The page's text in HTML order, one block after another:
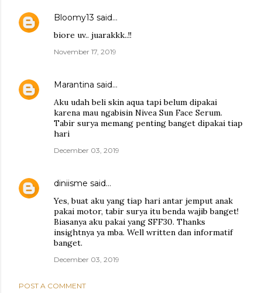
Bloomy13 said…
biore uv.. juarakkk..!!
November 17, 2019
Marantina said…
Aku udah beli skin aqua tapi belum dipakai
karena mau ngabisin Nivea Sun Face Serum.
Tabir surya memang penting banget dipakai tiap
hari
December 03, 2019
diniisme said…
Yes, buat aku yang tiap hari antar jemput anak
pakai motor, tabir surya itu benda wajib banget!
Biasanya aku pakai yang SFF30. Thanks
insightnya ya mba. Well written dan informatif
banget.
December 03, 2019
POST A COMMENT